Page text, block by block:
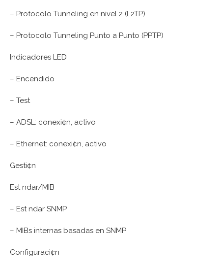
– Protocolo Tunneling en nivel 2 (L2TP)
– Protocolo Tunneling Punto a Punto (PPTP)
Indicadores LED
– Encendido
– Test
– ADSL: conexi¢n, activo
– Ethernet: conexi¢n, activo
Gesti¢n
Est ndar/MIB
– Est ndar SNMP
– MIBs internas basadas en SNMP
Configuraci¢n